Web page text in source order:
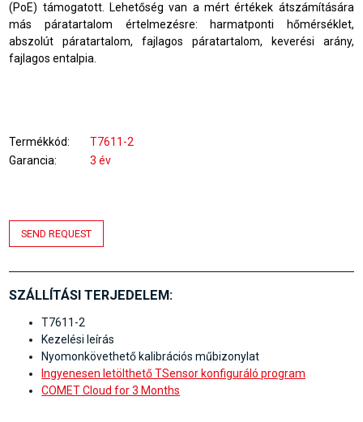
(PoE) támogatott. Lehetőség van a mért értékek átszámítására
más páratartalom értelmezésre: harmatponti hőmérséklet,
abszolút páratartalom, fajlagos páratartalom, keverési arány,
fajlagos entalpia.
Termékkód
T7611-2
Garancia
3 év
SEND REQUEST
SZÁLLÍTÁSI TERJEDELEM:
T7611-2
Kezelési leírás
Nyomonkövethető kalibrációs műbizonylat
Ingyenesen letölthető TSensor konfiguráló program
COMET Cloud for 3 Months